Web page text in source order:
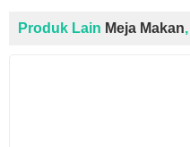
Produk Lain Meja Makan,